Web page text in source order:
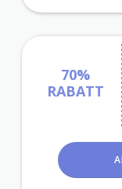
70%
RABATT